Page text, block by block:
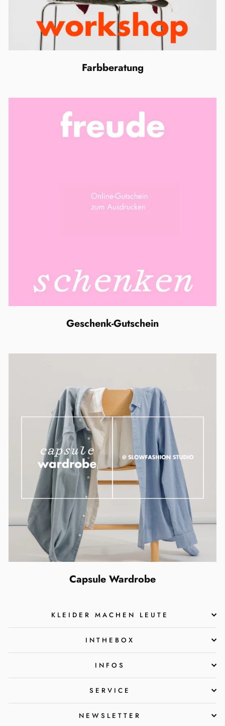
Farbberatung
Geschenk-Gutschein
Capsule Wardrobe
KLEIDER MACHEN LEUTE
INTHEBOX
INFOS
SERVICE
NEWSLETTER